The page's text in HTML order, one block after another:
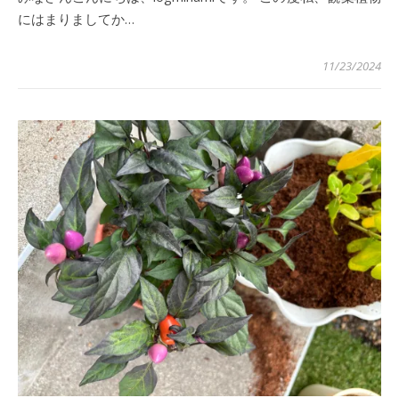
にはまりましてか…
11/23/2024